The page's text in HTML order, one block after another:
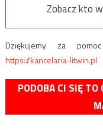
Zobacz kto
Dziękujemy za
https://kancelaria-litwin.pl
PODOBA CI SIĘ TO